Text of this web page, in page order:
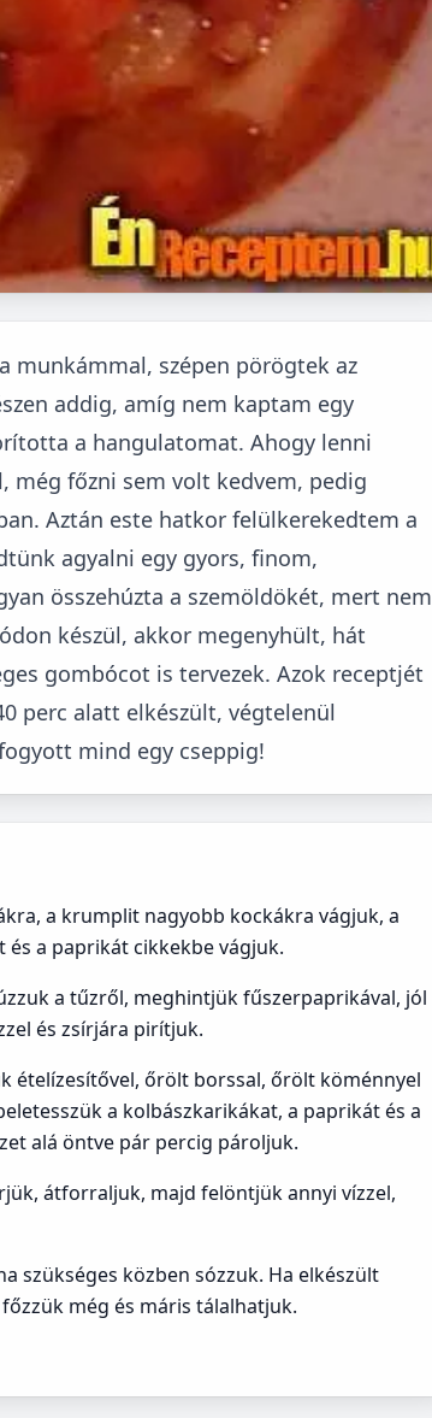
szépen pörögtek az
addig, amíg nem kaptam egy
a hangulatomat. Ahogy lenni
még főzni sem volt kedvem, pedig
Aztán este hatkor felülkerekedtem a
agyalni egy gyors, finom,
összehúzta a szemöldökét, mert nem
készül, akkor megenyhült, hát
gombócot is tervezek. Azok receptjét
perc alatt elkészült, végtelenül
mind egy cseppig!
a krumplit nagyobb kockákra vágjuk, a
a paprikát cikkekbe vágjuk.
a tűzről, meghintjük fűszerpaprikával, jól
és zsírjára pirítjuk.
ételízesítővel, őrölt borssal, őrölt köménnyel
a kolbászkarikákat, a paprikát és a
alá öntve pár percig pároljuk.
átforraljuk, majd felöntjük annyi vízzel,
szükséges közben sózzuk. Ha elkészült
még és máris tálalhatjuk.